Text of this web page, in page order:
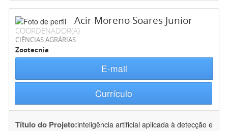
Acir Moreno Soares Junior
COORDENADOR(A)
CIÊNCIAS AGRÁRIAS
Zootecnia
E-mail
Currículo
Título do Projeto:inteligência artificial aplicada à detecção e